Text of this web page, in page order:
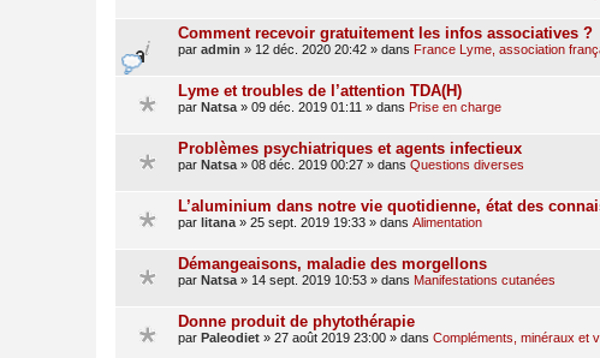
Comment recevoir gratuitement les infos associatives ?
par admin » 12 déc. 2020 20:42 » dans France Lyme, association
Lyme et troubles de l’attention TDA(H)
par Natsa » 09 déc. 2019 01:11 » dans Prise en charge
Problèmes psychiatriques et agents infectieux
par Natsa » 08 déc. 2019 00:27 » dans Questions diverses
L’aluminium dans notre vie quotidienne, état des
par litana » 25 sept. 2019 19:33 » dans Alimentation
Démangeaisons, maladie des morgellons
par Natsa » 14 sept. 2019 10:53 » dans Manifestations cutanées
Donne produit de phytothérapie
par Paleodiet » 27 août 2019 23:00 » dans Compléments, minéraux et